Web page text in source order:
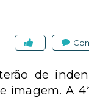
de
imagem. A